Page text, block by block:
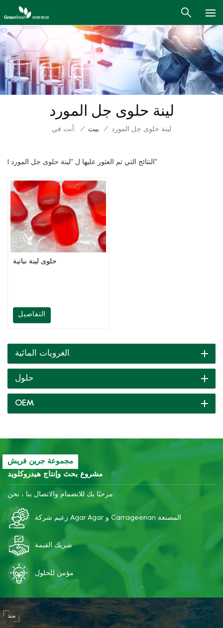
لينة حلوى جل المورد
أنت في: / بيت / لينة حلوى جل المورد
1 النتائج التي تم العثور عليها ل "لينة حلوى جل المورد"
حلوى لينة نباتية
التفاصيل
الغرويات المائية
حلول
OEM
مجموعة جرين فريش
مشروع بحث وإنتاج هيدروكلويد
مرحبًا بك للانضمام والاتصال بنا ، نحن:
زعيم شركة Agar Agar و Carrageenan المصنعة
شريك القيمة
مؤمن للحلول
منذ